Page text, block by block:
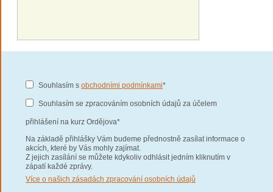
Souhlasím s obchodními podmínkami*
Souhlasím se zpracováním osobních údajů za účelem
přihlášení na kurz Ordějova*
Na základě přihlášky Vám budeme přednostně zasílat informace o
akcích, které by Vás mohly zajímat.
Z jejich zasílání se můžete kdykoliv odhlásit jedním kliknutím v
zápatí každé zprávy.
Více o našich zásadách zpracování osobních údajů